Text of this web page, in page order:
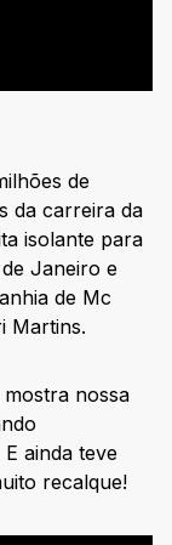
de
da carreira da
isolante para
Janeiro e
de Mc
Martins.
nossa
ainda teve
recalque!